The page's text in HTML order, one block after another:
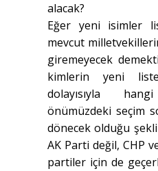
alacak?
Eğer yeni isimler
mevcut
giremeyecek
kimlerin yeni
dolayısıyla
önümüzdeki seçim
dönecek olduğu
AK Parti değil, CHP
partiler için de